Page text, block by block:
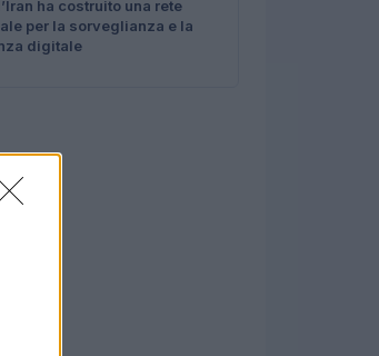
ha costruito una rete
per la sorveglianza e la
digitale